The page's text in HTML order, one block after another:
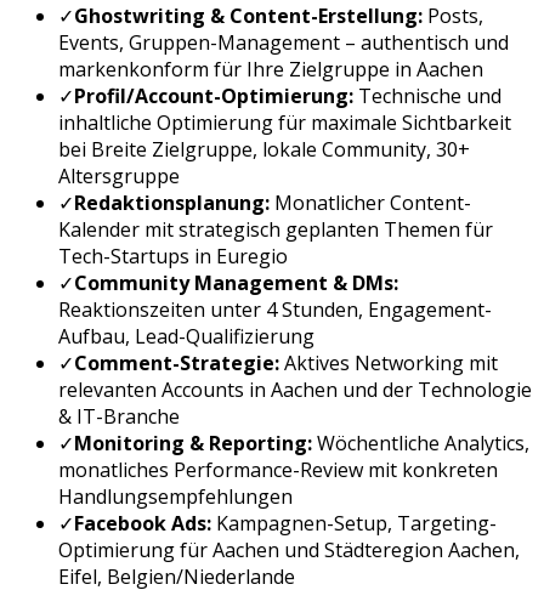
✓Ghostwriting & Content-Erstellung: Posts,
Events, Gruppen-Management – authentisch und
markenkonform für Ihre Zielgruppe in Aachen
✓Profil/Account-Optimierung: Technische und
inhaltliche Optimierung für maximale Sichtbarkeit
bei Breite Zielgruppe, lokale Community, 30+
Altersgruppe
✓Redaktionsplanung: Monatlicher Content-
Kalender mit strategisch geplanten Themen für
Tech-Startups in Euregio
✓Community Management & DMs:
Reaktionszeiten unter 4 Stunden, Engagement-
Aufbau, Lead-Qualifizierung
✓Comment-Strategie:Aktives Networking mit
relevanten Accounts in Aachen und der Technologie
& IT-Branche
✓Monitoring & Reporting:Wöchentliche Analytics,
monatliches Performance-Review mit konkreten
Handlungsempfehlungen
✓Facebook Ads: Kampagnen-Setup, Targeting-
Optimierung fürAachen und Städteregion Aachen,
Eifel, Belgien/Niederlande